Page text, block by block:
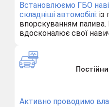
Встановлюємо ГБО
складніші автомобілі:
впорскуванням
вдосконалює свої
Активно проводимо